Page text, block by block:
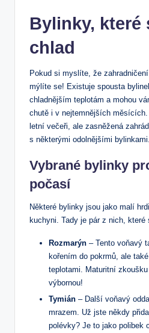
Bylinky, které
chlad
Pokud si myslíte, že
mýlíte se! Existuje spousta
chladnějším teplotám a mohou
chutě i v nejtemnějších
letní večeři, ale zasněžená
s některými odolnějšími bylinkami.
Vybrané bylinky
počasí
Některé bylinky jsou jako malí
kuchyni. Tady je pár z nich,
Rozmarýn – Tento voňavý
kořením do pokrmů, ale
teplotami. Maturitní
výbornou!
Tymián – Další voňavý
mrazem. Už jste někdy
polévky? Je to jako polibek